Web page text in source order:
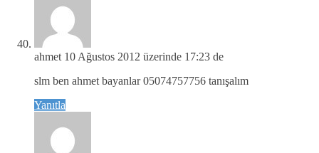
ahmet 10 Ağustos 2012 üzerinde 17:23 de
slm ben ahmet bayanlar 05074757756 tanışalım
Yanıtla